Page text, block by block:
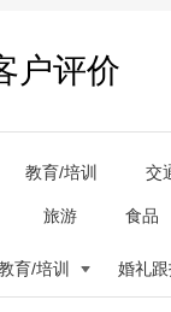
户评价
教育/培训 交
旅游 食品
育/培训 婚礼跟